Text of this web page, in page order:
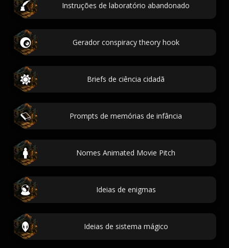
Instruções de laboratório abandonado
Gerador conspiracy theory hook
Briefs de ciência cidadã
Prompts de memórias de infância
Nomes Animated Movie Pitch
Ideias de enigmas
Ideias de sistema mágico